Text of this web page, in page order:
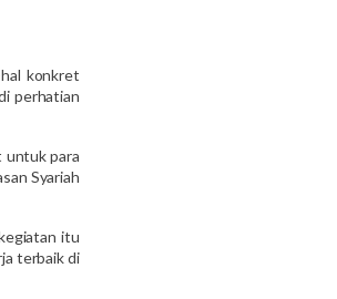
konkret
perhatian
untuk para
Syariah
itu
terbaik di